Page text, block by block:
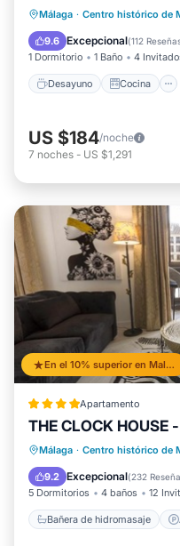
Málaga · Centro histórico de
9.6 Excepcional(112
1 Dormitorio 1 Baño 4
Desayuno Cocina
Desayuno
Aire
US $184/noche
7 noches - US $1,291
En el 10% superior en Malaga Historic Centre
Apartamento
THE CLOCK
Málaga · Centro histórico de
9.2 Excepcional(232
5 Dormitorios 4 baños 12
Bañera de hidromasaje
Bañera de
Balcón/Terraza